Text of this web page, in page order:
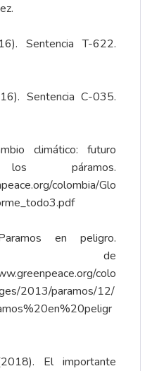
Sentencia T-622.
Sentencia C-035.
climático: futuro
páramos.
colombia/Glo
en peligro.
de
colo
2013/paramos/12/
El importante